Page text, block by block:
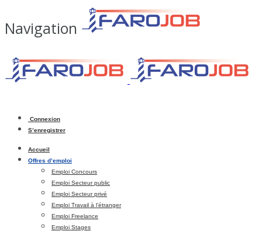
Navigation
Connexion
S’enregistrer
Accueil
Offres d’emploi
Emploi Concours
Emploi Secteur public
Emploi Secteur privé
Emploi Travail à l’étranger
Emploi Freelance
Emploi Stages